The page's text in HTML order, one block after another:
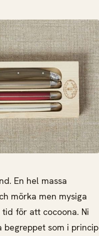
En hel massa
mörka men mysiga
för att cocoona. Ni
som i princip